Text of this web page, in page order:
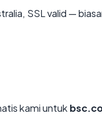
SSL valid —
kami untuk